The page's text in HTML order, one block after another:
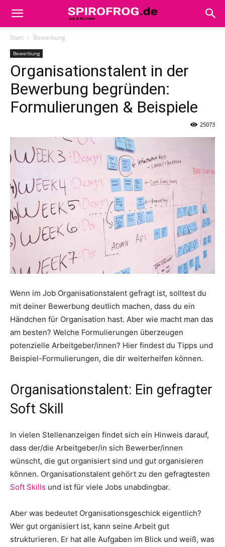
Start Bewerbung
Bewerbung
Organisationstalent in der
Bewerbung begründen:
Formulierungen & Beispiele
25073
Wenn im Job Organisationstalent gefragt ist, solltest du
mit deiner Bewerbung deutlich machen, dass du ein
Händchen für Organisation hast. Aber wie macht man das
am besten? Welche Formulierungen überzeugen
potenzielle Arbeitgeber/innen? Hier findest du Tipps und
Beispiel-Formulierungen, die dir weiterhelfen können.
Organisationstalent: Ein gefragter
Soft Skill
In vielen Stellenanzeigen findet sich ein Hinweis darauf,
dass der/die Arbeitgeber/in sich Bewerber/innen
wünscht, die gut organisiert sind und gut organisieren
können. Organisationstalent gehört zu den gefragtesten
Soft Skills und ist für viele Jobs unabdingbar.
Aber was bedeutet Organisationsgeschick eigentlich?
Wer gut organisiert ist, kann seine Arbeit gut
strukturieren. Er hat alle Aufgaben im Blick und weiß, was